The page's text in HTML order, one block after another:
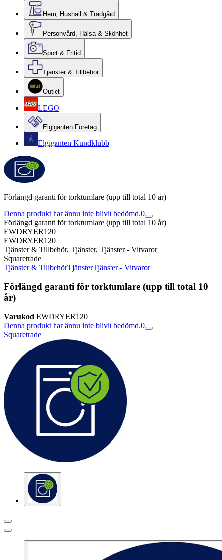
Hem, Hushåll & Trädgård
Personvård, Hälsa & Skönhet
Sport & Fritid
Tjänster & Tillbehör
Outlet
LEGO
Elgiganten Företag
Elgiganten Kundklubb
Förlängd garanti för torktumlare (upp till total 10 år)
Denna produkt har ännu inte blivit bedömd.0
Förlängd garanti för torktumlare (upp till total 10 år)
EWDRYER120
EWDRYER120
Tjänster & Tillbehör, Tjänster, Tjänster - Vitvaror
Squaretrade
Tjänster & TillbehörTjänsterTjänster - Vitvaror
Förlängd garanti för torktumlare (upp till total 10
år)
Varukod EWDRYER120
Denna produkt har ännu inte blivit bedömd.0
Squaretrade